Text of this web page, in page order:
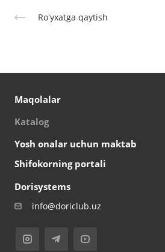
Roʻyxatga qaytish
Maqolalar
Katalog
Yosh onalar uchun maktab
Shifokorning portali
Dorisystems
info@doriclub.uz